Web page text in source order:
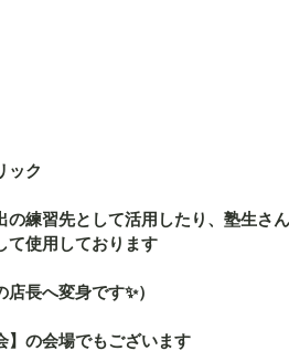
ック
練習先として活用したり、塾生さ
て使用しております
長へ変身です✨）
】の会場でもございます